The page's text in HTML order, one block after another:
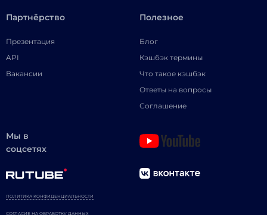
Партнёрство
Презентация
API
Вакансии
Полезное
Блог
Кэшбэк термины
Что такое кэшбэк
Ответы на вопросы
Соглашение
Мы в
соцсетях
ПОЛИТИКА КОНФИДЕНЦИАЛЬНОСТИ
СОГЛАСИЕ НА ОБРАБОТКУ ДАННЫХ